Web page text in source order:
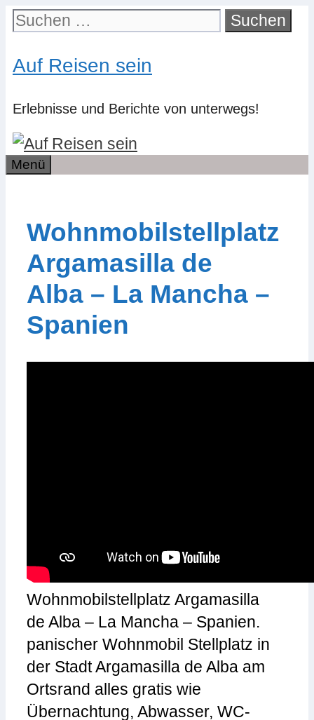
Zum
Inhalt
springen
Suchen
Auf Reisen sein
Erlebnisse und Berichte von unterwegs!
Menü
Wohnmobilstellplatz
Argamasilla de
Alba – La Mancha –
Spanien
Wohnmobilstellplatz Argamasilla
de Alba – La Mancha – Spanien.
panischer Wohnmobil Stellplatz in
der Stadt Argamasilla de Alba am
Ortsrand alles gratis wie
Übernachtung, Abwasser, WC-